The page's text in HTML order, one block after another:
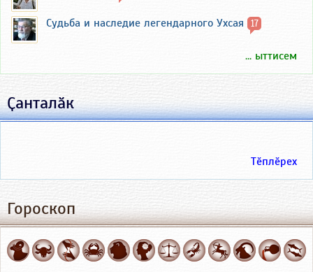
Судьба и наследие легендарного Ухсая 17
... ыттисем
Ҫанталӑк
Тӗплӗрех
Гороскоп